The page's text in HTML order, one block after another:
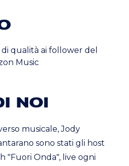
qualità ai follower del
Music
NOI
musicale, Jody
sono stati gli host
"Fuori Onda", live ogni